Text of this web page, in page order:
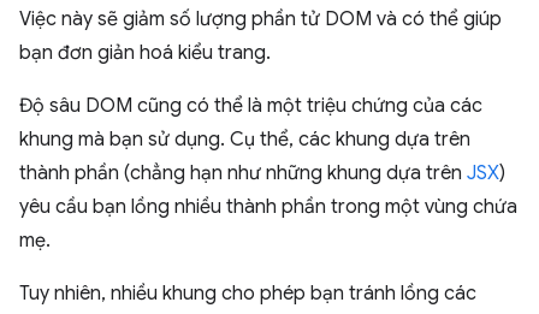
Việc này sẽ giảm số lượng phần tử DOM và có thể giúp
bạn đơn giản hoá kiểu trang.
Độ sâu DOM cũng có thể là một triệu chứng của các
khung mà bạn sử dụng. Cụ thể, các khung dựa trên
thành phần (chẳng hạn như những khung dựa trên JSX)
yêu cầu bạn lồng nhiều thành phần trong một vùng chứa
mẹ.
Tuy nhiên, nhiều khung cho phép bạn tránh lồng các